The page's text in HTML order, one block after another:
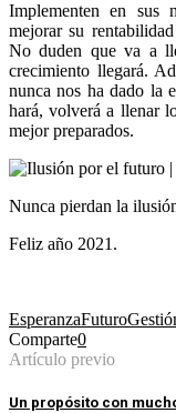
Implementen en sus
mejorar su
No duden que va a
crecimiento llegará.
nunca nos ha dado la
hará, volverá a llenar
mejor preparados.
Nunca pierdan la
Feliz año 2021.
EsperanzaFuturo
Comparte0
Artículo previo
Un propósito con